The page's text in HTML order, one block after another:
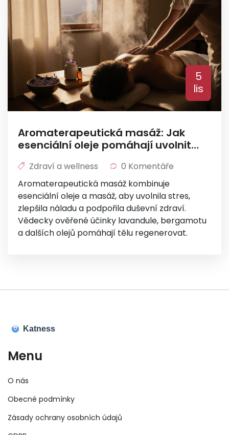
5
lis
Aromaterapeutická masáž: Jak
esenciální oleje pomáhají uvolnit
Zdraví a wellness
0 Komentáře
Aromaterapeutická masáž kombinuje
esenciální oleje a masáž, aby uvolnila stres,
zlepšila náladu a podpořila duševní zdraví.
Vědecky ověřené účinky lavandule, bergamotu
a dalších olejů pomáhají tělu regenerovat.
Menu
O nás
Obecné podmínky
Zásady ochrany osobních údajů